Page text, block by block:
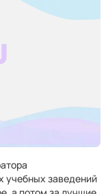
учебных заведений